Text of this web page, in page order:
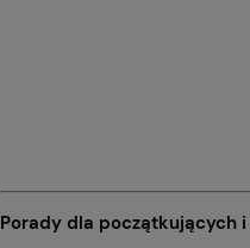
Porady dla początkujących